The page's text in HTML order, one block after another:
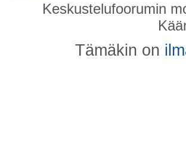
Keskustelufoorumin
Tämäkin on